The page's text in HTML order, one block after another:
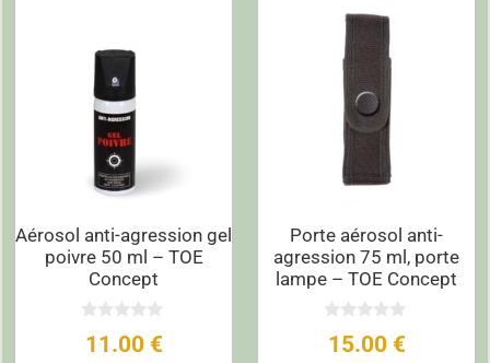
Aérosol anti-agression gel
poivre 50 ml – TOE
Concept
11.00 €
Porte aérosol anti-
agression 75 ml, porte
lampe – TOE Concept
15.00 €